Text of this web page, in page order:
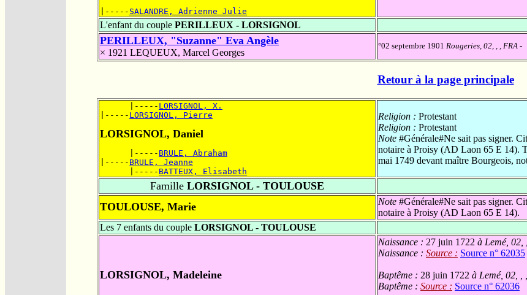
|----- SALANDRE, Adrienne Julie
L'enfant du couple PERILLEUX - LORSIGNOL
PERILLEUX, "Suzanne" Eva Angèle
× 1921 LEQUEUX, Marcel Georges
°02 septembre 1901 Rougeries, 02, , , FRA -
Retour à la page principale
      |-----
LORSIGNOL, X.
|----- LORSIGNOL, Pierre
LORSIGNOL, Daniel
      |-----
BRULE, Abraham
|----- BRULE, Jeanne
      |-----
BATTEUX, Elisabeth
Religion : Protestant
Religion : Protestant
Note #Générale#Ne sait pas signer.
notaire à Proisy (AD Laon 65 E 14).
mai 1749 devant maître Bourgeois,
Famille LORSIGNOL - TOULOUSE
TOULOUSE, Marie
Note #Générale#Ne sait pas signer.
notaire à Proisy (AD Laon 65 E 14).
Les 7 enfants du couple LORSIGNOL - TOULOUSE
LORSIGNOL, Madeleine
Naissance : 27 juin 1722 à Lemé, 02,
Naissance : Source : Source n° 62035
Baptême : 28 juin 1722 à Lemé, 02, ,
Baptême : Source : Source n° 62036